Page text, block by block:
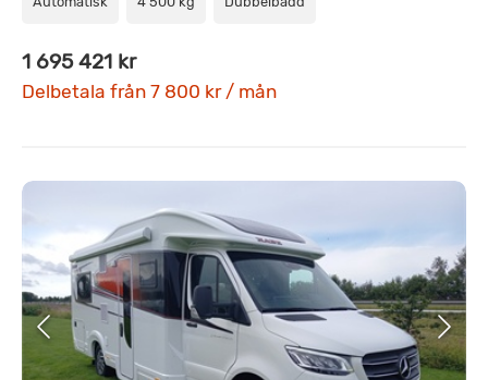
1 695 421 kr
Delbetala från 7 800 kr / mån